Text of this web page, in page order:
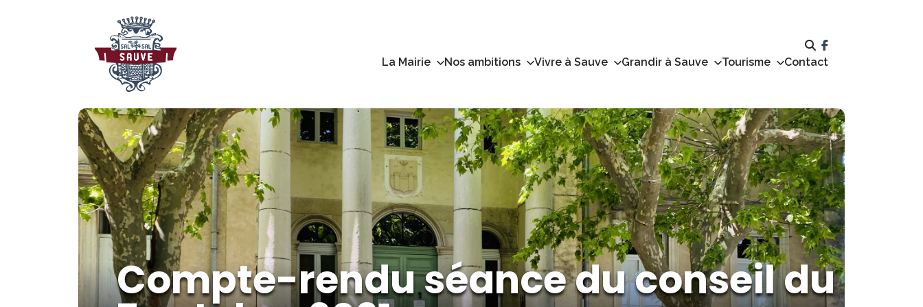
La Mairie Nos ambitions Vivre à Sauve Grandir à Sauve Tourisme Contact
Compte-rendu séance du conseil du